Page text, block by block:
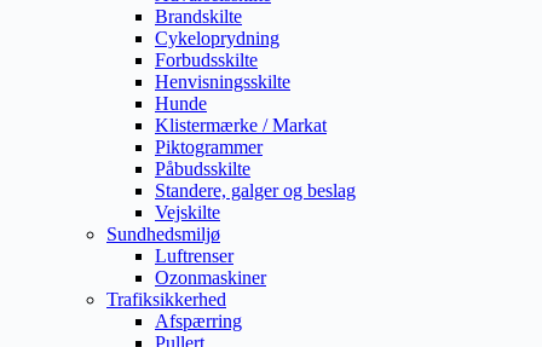
Brandskilte
Cykeloprydning
Forbudsskilte
Henvisningsskilte
Hunde
Klistermærke / Markat
Piktogrammer
Påbudsskilte
Standere, galger og beslag
Vejskilte
Sundhedsmiljø
Luftrenser
Ozonmaskiner
Trafiksikkerhed
Afspærring
Pullert